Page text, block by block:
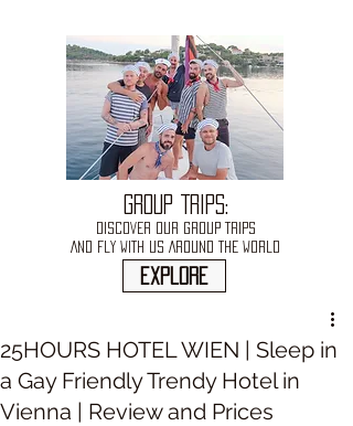
GROUP TRIPS:
DISCOVER OUR GROUP TRIPS
AND FLY WITH US AROUND THE WORLD
explore
25HOURS HOTEL WIEN | Sleep in
a Gay Friendly Trendy Hotel in
Vienna | Review and Prices